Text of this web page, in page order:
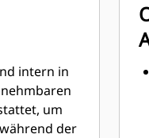
intern in
um
der